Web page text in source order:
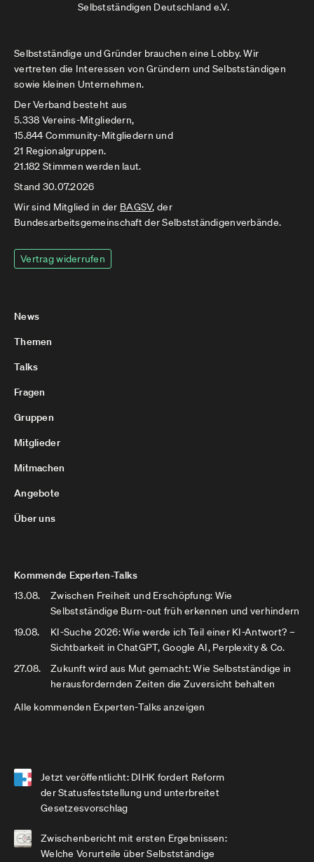
Selbstständigen Deutschland e.V.
Selbstständige und Gründer brauchen eine Lobby. Wir
vertreten die Interessen von Gründern und Selbstständigen
sowie kleinen Unternehmen.
Der Verband besteht aus
5.338 Vereins-Mitgliedern,
15.844 Community-Mitgliedern und
21 Regionalgruppen.
21.182 Stimmen werden laut.
Stand 30.07.2026
Wir sind Mitglied in der BAGSV, der
Bundesarbeitsgemeinschaft der Selbstständigenverbände.
Vertrag widerrufen
News
Themen
Talks
Fragen
Gruppen
Mitglieder
Mitmachen
Angebote
Über uns
Kommende Experten-Talks
13.08.
Zwischen Freiheit und Erschöpfung: Wie
Selbstständige Burn-out früh erkennen und verhindern
19.08.
KI-Suche 2026: Wie werde ich Teil einer KI-Antwort? –
Sichtbarkeit in ChatGPT, Google AI, Perplexity & Co.
27.08.
Zukunft wird aus Mut gemacht: Wie Selbstständige in
herausfordernden Zeiten die Zuversicht behalten
Alle kommenden Experten-Talks anzeigen
Jetzt veröffentlicht: DIHK fordert Reform
der Statusfeststellung und unterbreitet
Gesetzesvorschlag
Zwischenbericht mit ersten Ergebnissen:
Welche Vorurteile über Selbstständige